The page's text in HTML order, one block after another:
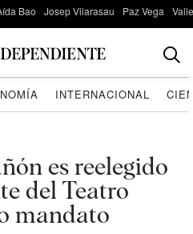
Bao Josep Vilarasau Paz Vega
INTERNACIONAL
es reelegido
del Teatro
mandato